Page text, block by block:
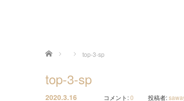
ホーム top-3-sp
top-3-sp
2020.3.16 コメント:0 投稿者: